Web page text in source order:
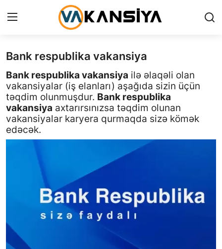
Login Register
Ana səhifə
Vakansiyalar
Maliyyə
AZ
Bank respublika vakansiya
Bank respublika vakansiya ilə əlaqəli olan
vakansiyalar (iş elanları) aşağıda sizin üçün
təqdim olunmuşdur. Bank respublika
vakansiya axtarırsınızsa təqdim olunan
vakansiyalar karyera qurmaqda sizə kömək
edəcək.